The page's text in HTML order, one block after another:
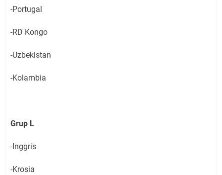
-Portugal
-RD Kongo
-Uzbekistan
-Kolambia
Grup L
-Inggris
-Krosia